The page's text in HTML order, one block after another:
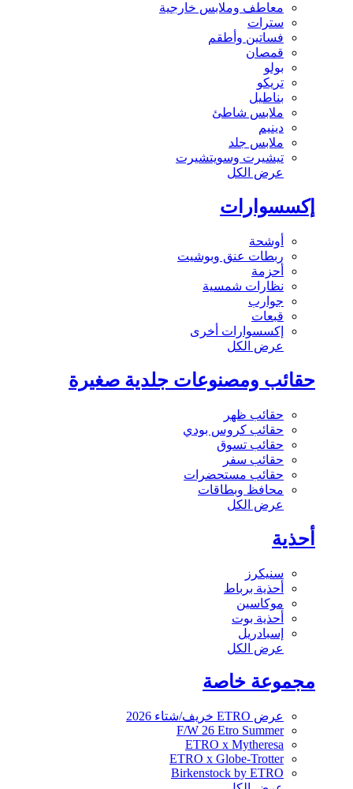
معاطف وملابس خارجية
سترات
فساتين وأطقم
قمصان
بولو
تريكو
بناطيل
ملابس شاطئ
دينيم
ملابس جلد
تيشيرت وسويتشيرت
عرض الكل
إكسسوارات
أوشحة
ربطات عنق وبوشيت
أحزمة
نظارات شمسية
جوارب
قبعات
إكسسوارات أخرى
عرض الكل
حقائب ومصنوعات جلدية صغيرة
حقائب ظهر
حقائب كروس بودي
حقائب تسوق
حقائب سفر
حقائب مستحضرات
محافظ وبطاقات
عرض الكل
أحذية
سنيكرز
أحذية برباط
موكاسين
أحذية بوت
إسبادريل
عرض الكل
مجموعة خاصة
عرض ETRO خريف/شتاء 2026
F/W 26 Etro Summer
ETRO x Mytheresa
ETRO x Globe-Trotter
Birkenstock by ETRO